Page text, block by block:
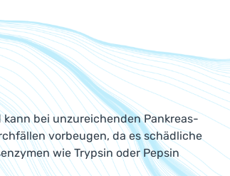
bei unzureichenden Pankreas-
vorbeugen, da es schädliche
wie Trypsin oder Pepsin